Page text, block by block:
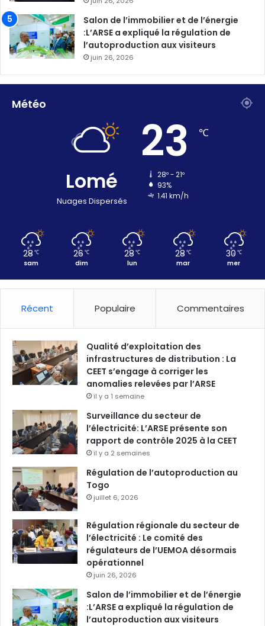
Salon de l’immobilier et de l’énergie
:L’ARSE a expliqué la régulation de
l’autoproduction aux visiteurs
juin 26, 2026
Météo
Lomé
Nuages Dispersés
23 ℃
28º - 21º
93%
1.41 km/h
28 ℃
sam
26 ℃
dim
28 ℃
lun
28 ℃
mar
30 ℃
mer
Récent Populaire Commentaires
Qualité d’exploitation des
infrastructures de distribution : La
CEET s’engage à corriger les
anomalies relevées par l’ARSE
il y a 1 semaine
Surveillance du secteur de
l’électricité: L’ARSE présente son
rapport de contrôle 2025 à la CEET
il y a 2 semaines
Régulation de l’autoproduction au
Togo
juillet 6, 2026
Régulation régionale du secteur de
l’électricité : Le comité des
régulateurs de l’UEMOA désormais
opérationnel
juin 26, 2026
Salon de l’immobilier et de l’énergie
:L’ARSE a expliqué la régulation de
l’autoproduction aux visiteurs